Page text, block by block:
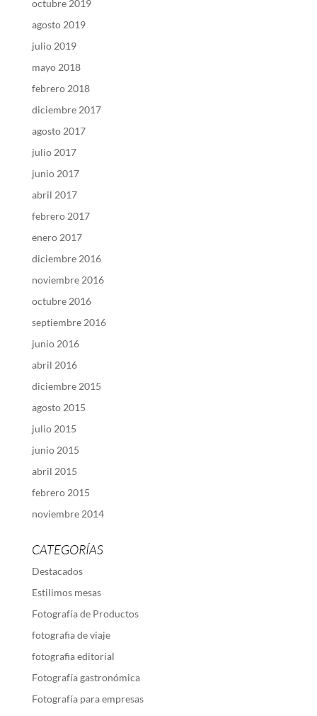
octubre 2019
agosto 2019
julio 2019
mayo 2018
febrero 2018
diciembre 2017
agosto 2017
julio 2017
junio 2017
abril 2017
febrero 2017
enero 2017
diciembre 2016
noviembre 2016
octubre 2016
septiembre 2016
junio 2016
abril 2016
diciembre 2015
agosto 2015
julio 2015
junio 2015
abril 2015
febrero 2015
noviembre 2014
CATEGORÍAS
Destacados
Estilimos mesas
Fotografía de Productos
fotografia de viaje
fotografia editorial
Fotografía gastronómica
Fotografía para empresas